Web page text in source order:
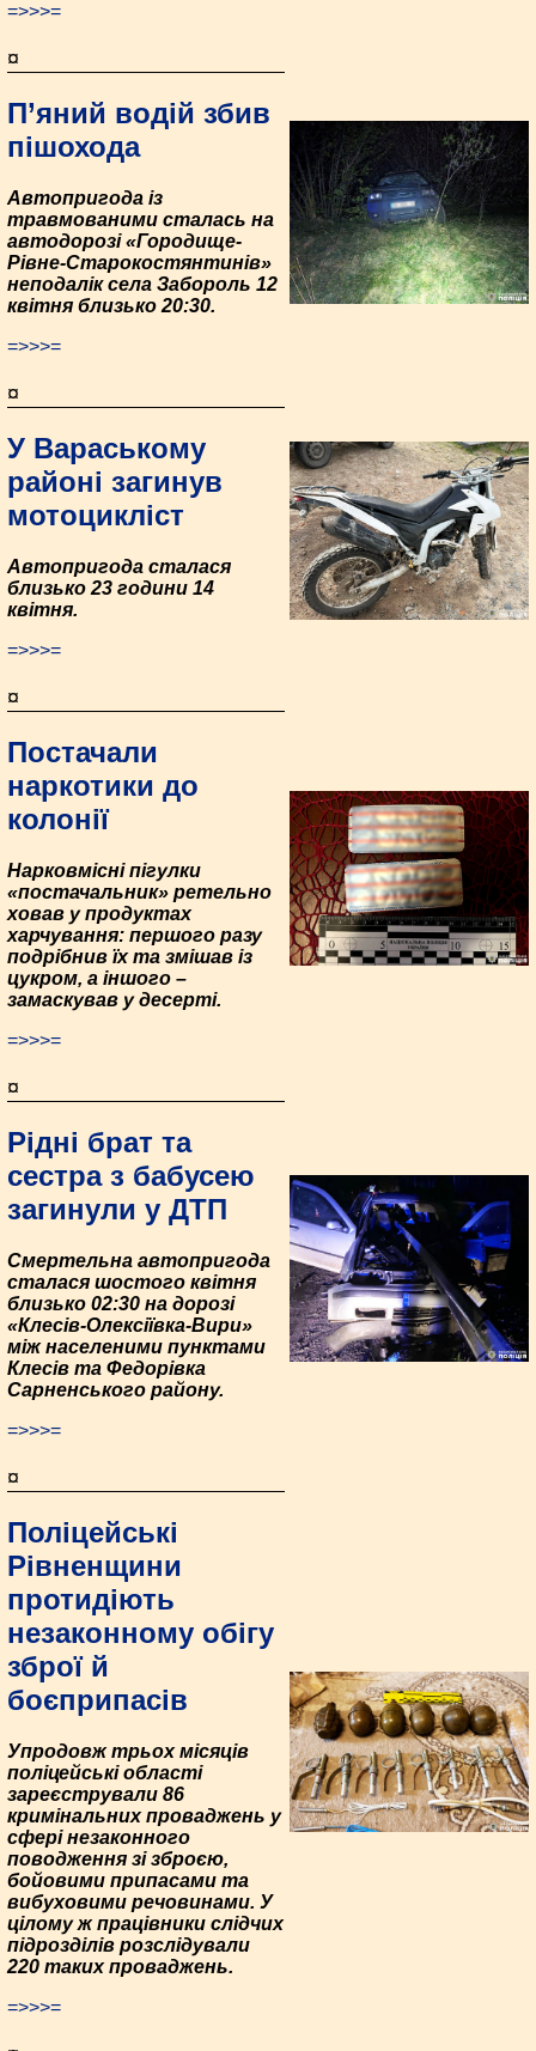
=>>>=
¤
П’яний водій збив
пішохода
Автопригода із
травмованими сталась на
автодорозі «Городище-
Рівне-Старокостянтинів»
неподалік села Забороль 12
квітня близько 20:30.
=>>>=
¤
У Вараському
районі загинув
мотоцикліст
Автопригода сталася
близько 23 години 14
квітня.
=>>>=
¤
Постачали
наркотики до
колонії
Нарковмісні пігулки
«постачальник» ретельно
ховав у продуктах
харчування: першого разу
подрібнив їх та змішав із
цукром, а іншого –
замаскував у десерті.
=>>>=
¤
Рідні брат та
сестра з бабусею
загинули у ДТП
Смертельна автопригода
сталася шостого квітня
близько 02:30 на дорозі
«Клесів-Олексіївка-Вири»
між населеними пунктами
Клесів та Федорівка
Сарненського району.
=>>>=
¤
Поліцейські
Рівненщини
протидіють
незаконному обігу
зброї й
боєприпасів
Упродовж трьох місяців
поліцейські області
зареєстрували 86
кримінальних проваджень у
сфері незаконного
поводження зі зброєю,
бойовими припасами та
вибуховими речовинами. У
цілому ж працівники слідчих
підрозділів розслідували
220 таких проваджень.
=>>>=